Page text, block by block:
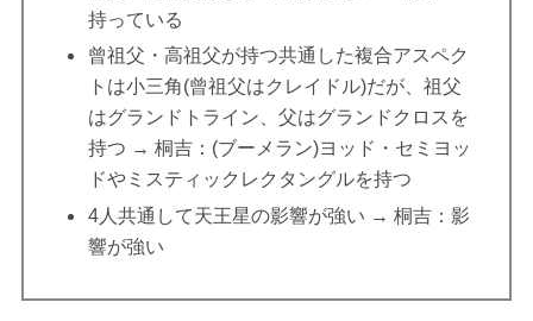
持っている
曾祖父・高祖父が持つ共通した複合アスペク
トは小三角(曾祖父はクレイドル)だが、祖父
はグランドトライン、父はグランドクロスを
持つ → 桐吉：(ブーメラン)ヨッド・セミヨッ
ドやミスティックレクタングルを持つ
4人共通して天王星の影響が強い → 桐吉：影
響が強い